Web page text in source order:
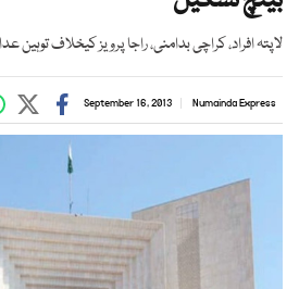
لاپتہ افراد، کراچی بدامنی، راجا پرویز کیخلاف
Numainda Express
September 16, 2013